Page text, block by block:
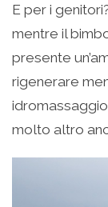
E per i
mentre il
presente
rigenerare
molto altro